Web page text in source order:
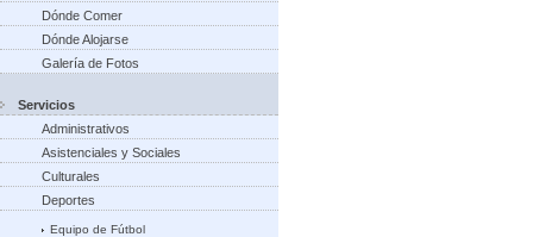
Dónde Comer
Dónde Alojarse
Galería de Fotos
Servicios
Administrativos
Asistenciales y Sociales
Culturales
Deportes
Equipo de Fútbol